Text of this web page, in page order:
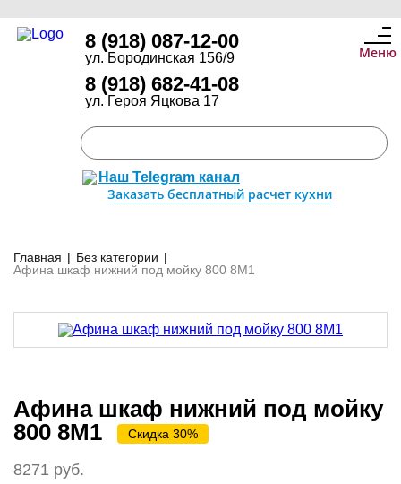
8 (918) 087-12-00
ул. Бородинская 156/9
8 (918) 682-41-08
ул. Героя Яцкова 17
Наш Telegram канал
Заказать бесплатный расчет кухни
Меню
Главная | Без категории |
Афина шкаф нижний под мойку 800 8М1
Афина шкаф нижний под мойку
800 8М1
Скидка 30%
8271 руб.